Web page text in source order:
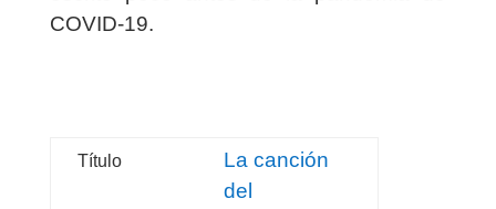
COVID-19.
Título
La canción
del